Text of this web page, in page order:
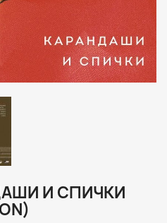
И СПИЧКИ